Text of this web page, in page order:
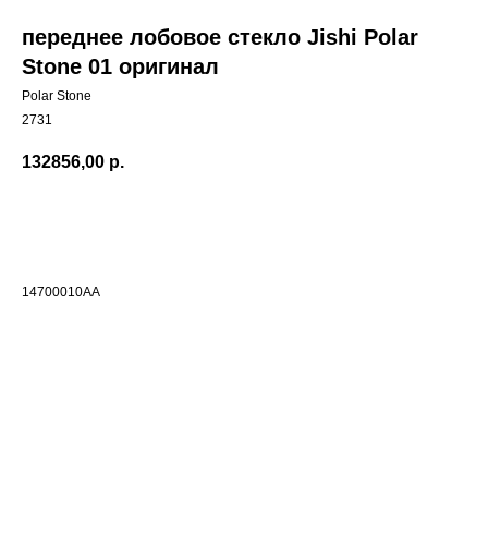
переднее лобовое стекло Jishi Polar
Stone 01 оригинал
Polar Stone
2731
132856,00 р.
14700010AA